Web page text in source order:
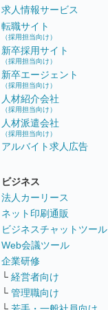
求人情報サービス
転職サイト
（採用担当向け）
新卒採用サイト
（採用担当向け）
新卒エージェント
（採用担当向け）
人材紹介会社
（採用担当向け）
人材派遣会社
（採用担当向け）
アルバイト求人広告
ビジネス
法人カーリース
ネット印刷通販
ビジネスチャットツール
Web会議ツール
企業研修
└ 経営者向け
└ 管理職向け